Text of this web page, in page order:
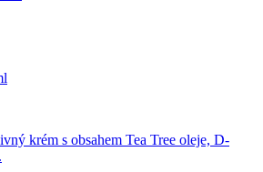
krém s obsahem Tea Tree oleje, D-